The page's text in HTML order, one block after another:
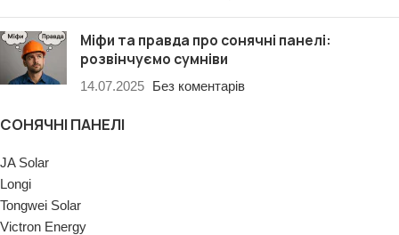
Міфи та правда про сонячні панелі:
розвінчуємо сумніви
14.07.2025 Без коментарів
СОНЯЧНІ ПАНЕЛІ
JA Solar
Longi
Tongwei Solar
Victron Energy